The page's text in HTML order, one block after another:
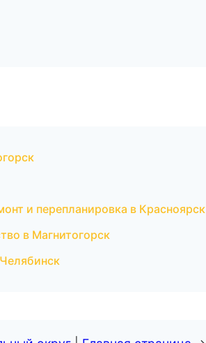
и перепланировка в Красноярск
в Магнитогорск